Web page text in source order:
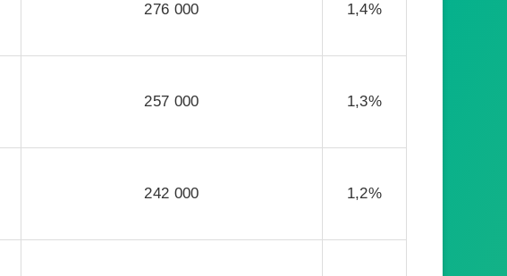
276 000 1,4%
257 000 1,3%
242 000 1,2%